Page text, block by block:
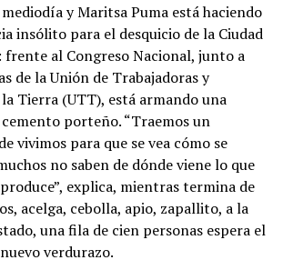
y Maritsa Puma está haciendo
insólito para el desquicio de la Ciudad
frente al Congreso Nacional, junto a
de la Unión de Trabajadoras y
Tierra (UTT), está armando una
porteño. “Traemos un
vivimos para que se vea cómo se
no saben de dónde viene lo que
explica, mientras termina de
acelga, cebolla, apio, zapallito, a la
una fila de cien personas espera el
verdurazo.